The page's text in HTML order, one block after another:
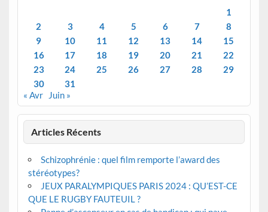
1
2
3 4 5 6 7
8
9
10 11 12 13 14
15
16
17 18 19 20 21
22
23
24 25 26 27 28
29
30
31
« Avr
Juin »
Articles Récents
Schizophrénie : quel film remporte l’award des
stéréotypes?
JEUX PARALYMPIQUES PARIS 2024 : QU’EST-CE
QUE LE RUGBY FAUTEUIL ?